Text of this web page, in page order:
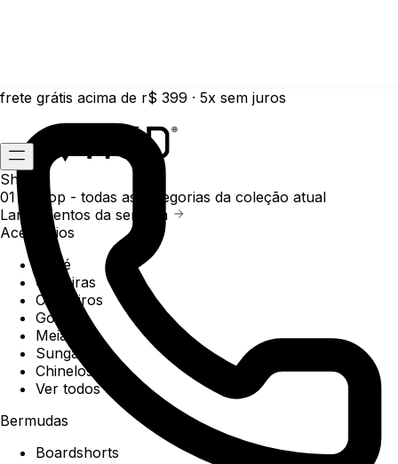
frete grátis acima de r$ 399 · 5x sem juros
Shop
01 /
Shop - todas as categorias da coleção atual
Lançamentos da semana
Acessórios
Boné
Carteiras
Chaveiros
Gorros
Meias
Sunga
Chinelos
Ver todos
Bermudas
Boardshorts